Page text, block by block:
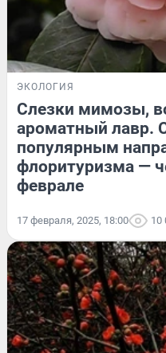
ЭКОЛОГИЯ
Слезки мимозы,
ароматный лавр.
популярным
флоритуризма —
феврале
17 февраля, 2025, 18:00 10